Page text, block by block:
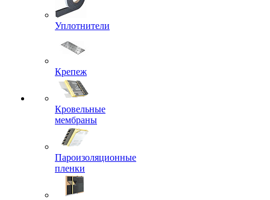
Уплотнители
Крепеж
Кровельные
мембраны
Пароизоляционные
пленки